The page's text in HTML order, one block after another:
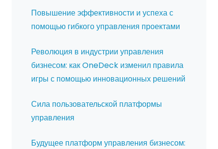
Повышение эффективности и успеха с
помощью гибкого управления проектами
Революция в индустрии управления
бизнесом: как OneDeck изменил правила
игры с помощью инновационных решений
Сила пользовательской платформы
управления
Будущее платформ управления бизнесом: